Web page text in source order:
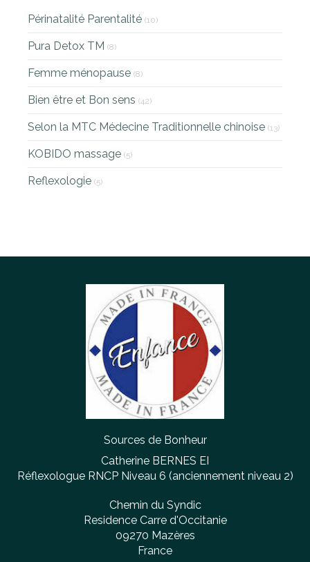
Périnatalité Parentalité (10)
Pura Detox TM (8)
Femme ménopause (8)
Bien être et Bon sens (42)
Selon la MTC Médecine Traditionnelle chinoise (13)
KOBIDO massage (5)
Reflexologie (5)
Sources de Bonheur
Catherine BERNES EI
Réflexologue RNCP Niveau 6 (anciennement niveau 2)
Chemin du Syndic
Residence Carre d'Occitanie
09270 Mazères
France